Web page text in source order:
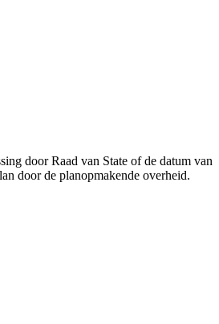
door Raad van State of de datum van
door de planopmakende overheid.